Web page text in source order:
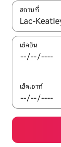
สถานที่
ใช้ลูกศรขึ้นล
เช็คอิน
เช็คเอาท์